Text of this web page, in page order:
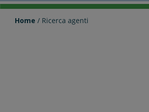
Comparato
Salta
contenuto
Home / Ricerca agenti